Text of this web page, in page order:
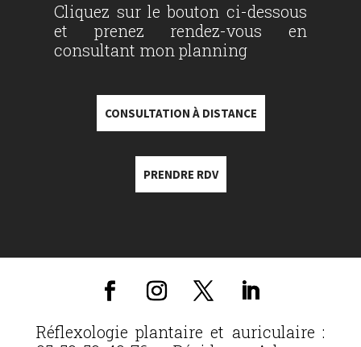
Cliquez sur le bouton ci-dessous
et prenez rendez-vous en
consultant mon planning
CONSULTATION À DISTANCE
PRENDRE RDV
Réflexologie plantaire et auriculaire :